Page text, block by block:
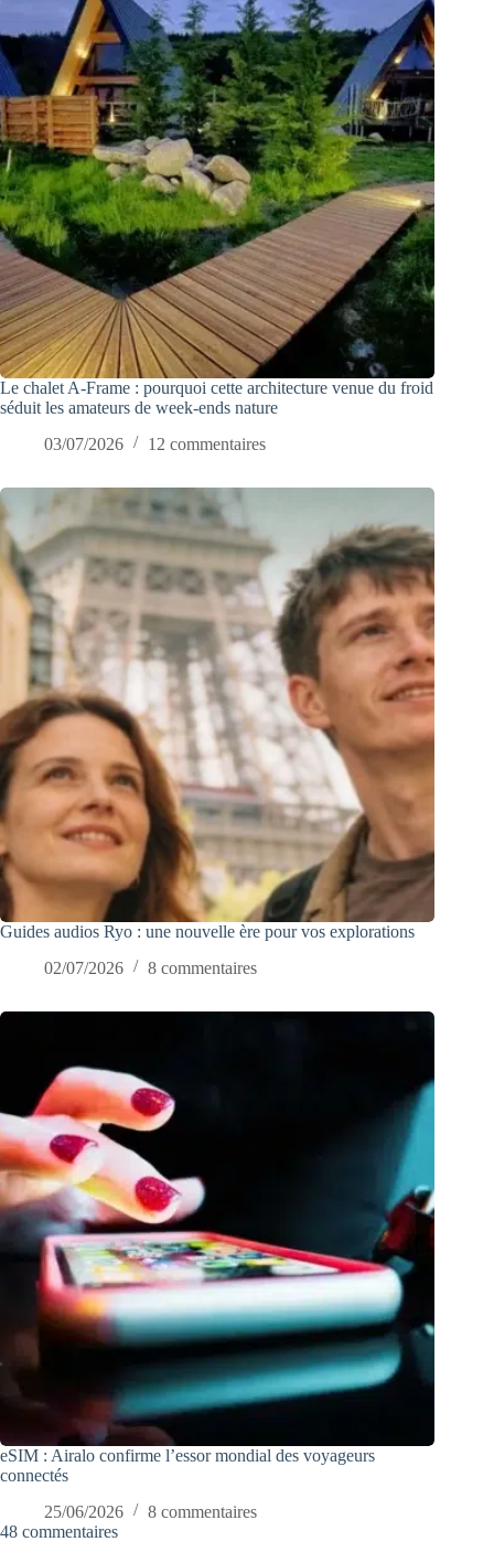
Le chalet A-Frame : pourquoi cette architecture venue du froid
séduit les amateurs de week-ends nature
03/07/2026
12 commentaires
Guides audios Ryo : une nouvelle ère pour vos explorations
02/07/2026
8 commentaires
eSIM : Airalo confirme l’essor mondial des voyageurs
connectés
25/06/2026
8 commentaires
48 commentaires